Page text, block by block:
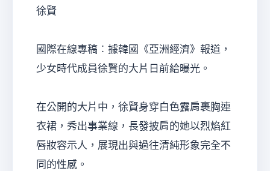
徐賢
國際在線專稿︰據韓國《亞洲經濟》報道，
少女時代成員徐賢的大片日前給曝光。
在公開的大片中，徐賢身穿白色露肩裹胸連
衣裙，秀出事業線，長發披肩的她以烈焰紅
唇妝容示人，展現出與過往清純形象完全不
同的性感。